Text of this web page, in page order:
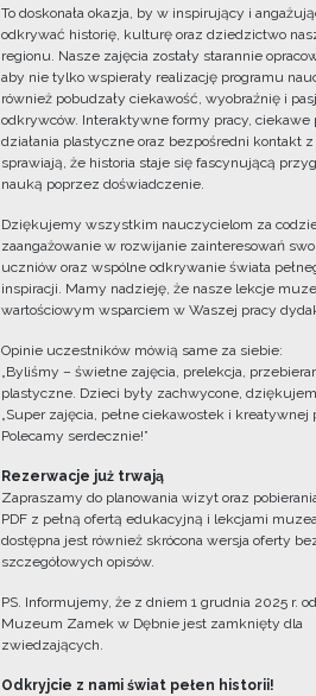
To doskonała okazja, by w inspirujący i
odkrywać historię, kulturę oraz dziedzictwo
regionu. Nasze zajęcia zostały starannie
aby nie tylko wspierały realizację programu
również pobudzały ciekawość, wyobraźnię i
odkrywców. Interaktywne formy pracy, ciekawe
działania plastyczne oraz bezpośredni kontakt
sprawiają, że historia staje się fascynującą
nauką poprzez doświadczenie.
Dziękujemy wszystkim nauczycielom za
zaangażowanie w rozwijanie zainteresowań
uczniów oraz wspólne odkrywanie świata
inspiracji. Mamy nadzieję, że nasze lekcje
wartościowym wsparciem w Waszej pracy
Opinie uczestników mówią same za siebie:
„Byliśmy – świetne zajęcia, prelekcja,
plastyczne. Dzieci były zachwycone,
„Super zajęcia, pełne ciekawostek i kreatywnej
Polecamy serdecznie!”
Rezerwacje już trwają
Zapraszamy do planowania wizyt oraz
PDF z pełną ofertą edukacyjną i lekcjami
dostępna jest również skrócona wersja oferty
szczegółowych opisów.
PS. Informujemy, że z dniem 1 grudnia 2025 r.
Muzeum Zamek w Dębnie jest zamknięty dla
zwiedzających.
Odkryjcie z nami świat pełen historii!